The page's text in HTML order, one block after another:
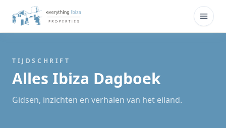
Overslaan naar hoofdinhoud
TIJDSCHRIFT
Alles Ibiza Dagboek
Gidsen, inzichten en verhalen van het eiland.